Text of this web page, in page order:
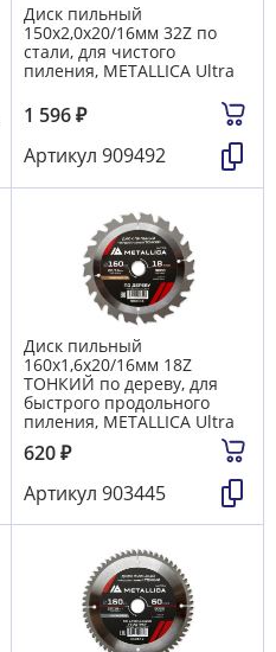
Диск пильный
150х2,0х20/16мм 32Z по
стали, для чистого
пиления, METALLICA Ultra
1 596₽
Артикул 909492
Диск пильный
160х1,6х20/16мм 18Z
ТОНКИЙ по дереву, для
быстрого продольного
пиления, METALLICA Ultra
620₽
Артикул 903445